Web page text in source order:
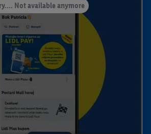
Not available anymore